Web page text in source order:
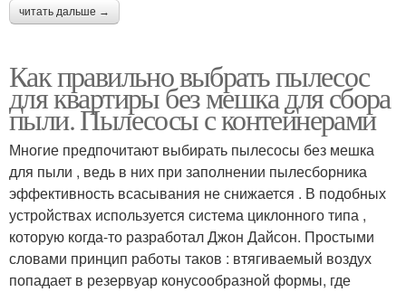
читать дальше →
Как правильно выбрать пылесос
для квартиры без мешка для сбора
пыли. Пылесосы с контейнерами
Многие предпочитают выбирать пылесосы без мешка
для пыли , ведь в них при заполнении пылесборника
эффективность всасывания не снижается . В подобных
устройствах используется система циклонного типа ,
которую когда-то разработал Джон Дайсон. Простыми
словами принцип работы таков : втягиваемый воздух
попадает в резервуар конусообразной формы, где